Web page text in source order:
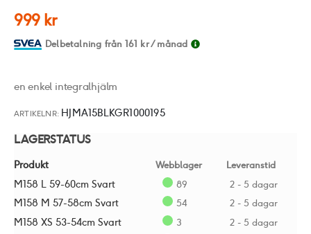
bildgalleriet
999 kr
Delbetalning från 161 kr/ månad
en enkel integralhjälm
ARTIKELNR HJMA15BLKGR1000195
LAGERSTATUS
Produkt Webblager Leveranstid
M158 L 59-60cm Svart 89 2 - 5 dagar
M158 M 57-58cm Svart 54 2 - 5 dagar
M158 XS 53-54cm Svart 3 2 - 5 dagar